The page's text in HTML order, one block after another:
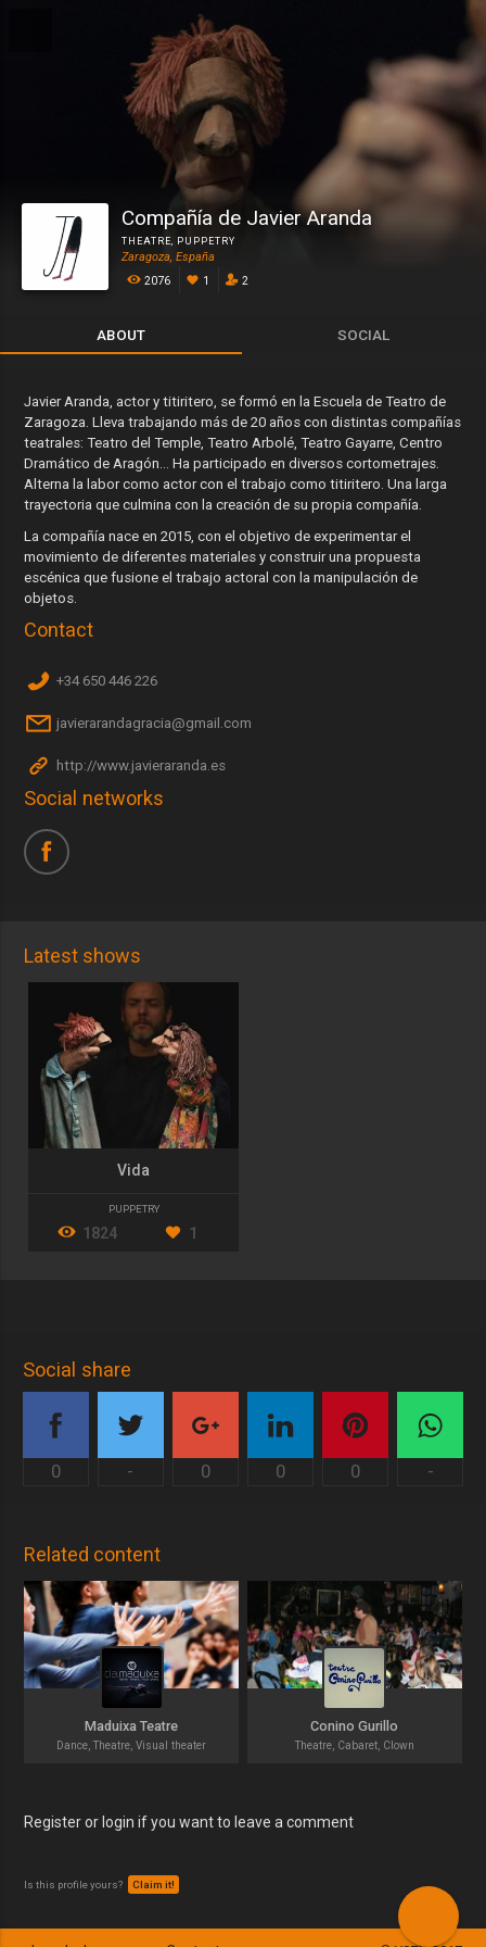
Compañía de Javier Aranda
THEATRE, PUPPETRY
Zaragoza, España
2076
1 2
ABOUT SOCIAL
Javier Aranda, actor y titiritero, se formó en la Escuela de Teatro de
Zaragoza. Lleva trabajando más de 20 años con distintas compañías
teatrales: Teatro del Temple, Teatro Arbolé, Teatro Gayarre, Centro
Dramático de Aragón... Ha participado en diversos cortometrajes.
Alterna la labor como actor con el trabajo como titiritero. Una larga
trayectoria que culmina con la creación de su propia compañía.
La compañía nace en 2015, con el objetivo de experimentar el
movimiento de diferentes materiales y construir una propuesta
escénica que fusione el trabajo actoral con la manipulación de
objetos.
Contact
+34 650 446 226
javierarandagracia@gmail.com
http://www.javieraranda.es
Social networks
Latest shows
Vida
PUPPETRY
1824 1
Social share
0 - 0 0 0 -
Related content
Maduixa Teatre
Dance, Theatre, Visual theater
Conino Gurillo
Theatre, Cabaret, Clown
Register or login if you want to leave a comment
Is this profile yours? Claim it!